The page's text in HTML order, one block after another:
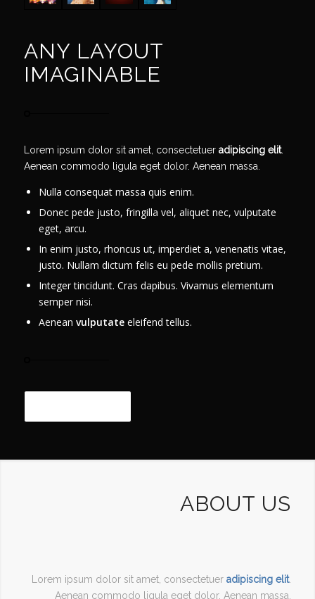
ANY LAYOUT
IMAGINABLE
Lorem ipsum dolor sit amet, consectetuer adipiscing elit.
Aenean commodo ligula eget dolor. Aenean massa.
Nulla consequat massa quis enim.
Donec pede justo, fringilla vel, aliquet nec, vulputate
eget, arcu.
In enim justo, rhoncus ut, imperdiet a, venenatis vitae,
justo. Nullam dictum felis eu pede mollis pretium.
Integer tincidunt. Cras dapibus. Vivamus elementum
semper nisi.
Aenean vulputateeleifend tellus.
ABOUT US
Lorem ipsum dolor sit amet, consectetueradipiscing elit.
Aenean commodo ligula eget dolor. Aenean massa.